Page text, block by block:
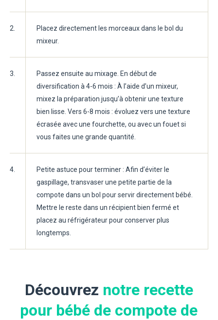
2.
Placez directement les morceaux dans le bol du
mixeur.
3.
Passez ensuite au mixage. En début de
diversification à 4-6 mois : À l’aide d’un mixeur,
mixez la préparation jusqu’à obtenir une texture
bien lisse. Vers 6-8 mois : évoluez vers une texture
écrasée avec une fourchette, ou avec un fouet si
vous faites une grande quantité.
4.
Petite astuce pour terminer : Afin d’éviter le
gaspillage, transvaser une petite partie de la
compote dans un bol pour servir directement bébé.
Mettre le reste dans un récipient bien fermé et
placez au réfrigérateur pour conserver plus
longtemps.
Découvrez notre recette
pour bébé de compote de